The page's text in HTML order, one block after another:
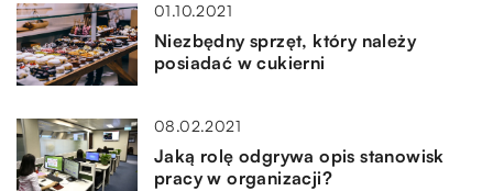
01.10.2021
Niezbędny sprzęt, który należy
posiadać w cukierni
08.02.2021
Jaką rolę odgrywa opis stanowisk
pracy w organizacji?